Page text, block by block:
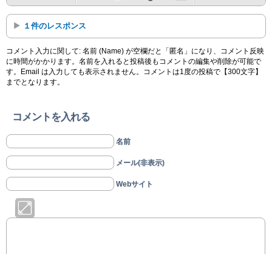
１件のレスポンス
コメント入力に関して: 名前 (Name) が空欄だと「匿名」になり、コメント反映
に時間がかかります。名前を入れると投稿後もコメントの編集や削除が可能で
す。Email は入力しても表示されません。コメントは1度の投稿で【300文字】
までとなります。
コメントを入れる
名前
メール(非表示)
Webサイト